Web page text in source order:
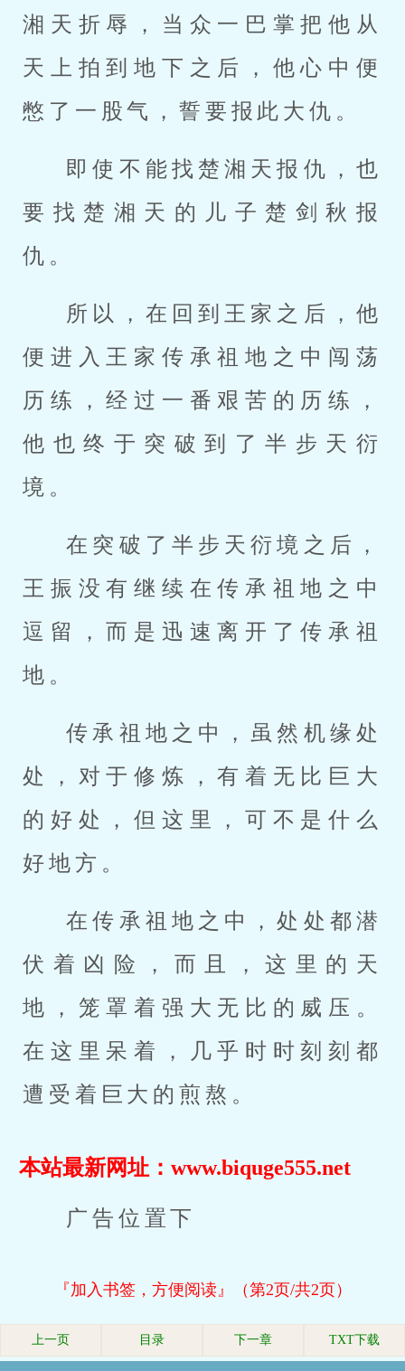
湘天折辱，当众一巴掌把他从
天上拍到地下之后，他心中便
憋了一股气，誓要报此大仇。
即使不能找楚湘天报仇，也
要找楚湘天的儿子楚剑秋报
仇。
所以，在回到王家之后，他
便进入王家传承祖地之中闯荡
历练，经过一番艰苦的历练，
他也终于突破到了半步天衍
境。
在突破了半步天衍境之后，
王振没有继续在传承祖地之中
逗留，而是迅速离开了传承祖
地。
传承祖地之中，虽然机缘处
处，对于修炼，有着无比巨大
的好处，但这里，可不是什么
好地方。
在传承祖地之中，处处都潜
伏着凶险，而且，这里的天
地，笼罩着强大无比的威压。
在这里呆着，几乎时时刻刻都
遭受着巨大的煎熬。
本站最新网址：www.biquge555.net
广告位置下
『加入书签，方便阅读』（第2页/共2页）
上一页 目录 下一章 TXT下载